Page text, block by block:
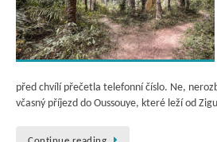
před chvílí přečetla telefonní číslo. Ne,
včasný příjezd do Oussouye, které leží od